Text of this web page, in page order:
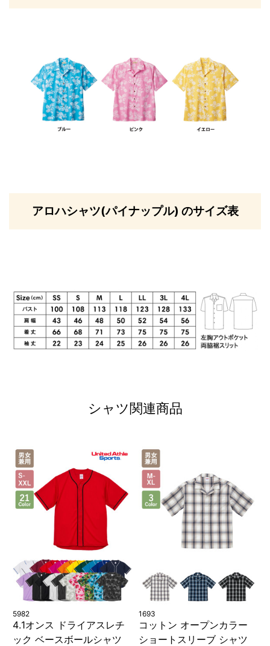
アロハシャツ(パイナップル) のサイズ表
シャツ関連商品
5982
4.1オンス ドライアスレチ
ック ベースボールシャツ
1693
コットン オープンカラー
ショートスリーブ シャツ